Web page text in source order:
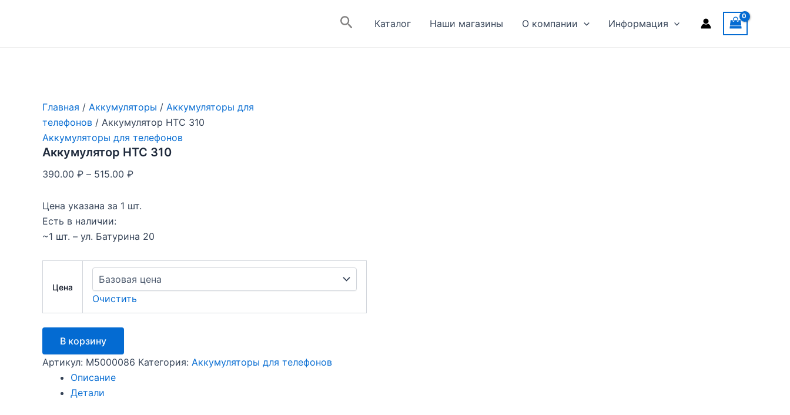
ПоискКаталог Наши магазины О компании Информация
Главная / Аккумуляторы / Аккумуляторы для
телефонов / Аккумулятор HTC 310
Аккумуляторы для телефонов
Аккумулятор HTC 310
390.00 ₽ – 515.00 ₽
Цена указана за 1 шт.
Есть в наличии:
~1 шт. – ул. Батурина 20
Цена
Очистить
Количество
товара
Аккумулятор
HTC
В корзину
Артикул: M5000086 Категория: Аккумуляторы для телефонов
Описание
Детали